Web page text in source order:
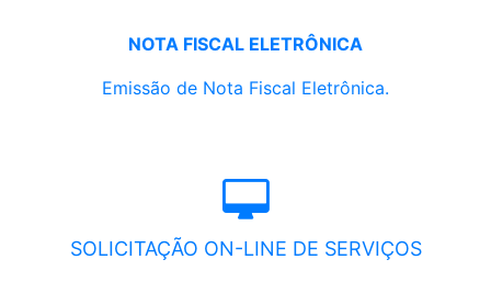
NOTA FISCAL ELETRÔNICA
Emissão de Nota Fiscal Eletrônica.
SOLICITAÇÃO ON-LINE DE SERVIÇOS